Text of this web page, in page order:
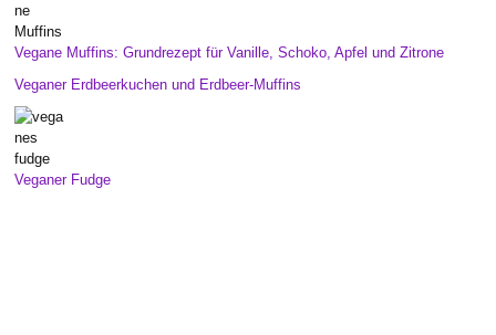
Vegane Muffins: Grundrezept für Vanille, Schoko, Apfel und Zitrone
Veganer Erdbeerkuchen und Erdbeer-Muffins
Veganer Fudge